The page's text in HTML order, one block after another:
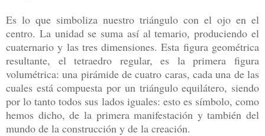
Es lo que simboliza nuestro triángulo con el ojo en el
centro. La unidad se suma así al temario, produciendo el
cuaternario y las tres dimensiones. Esta figura geométrica
resultante, el tetraedro regular, es la primera figura
volumétrica: una pirámide de cuatro caras, cada una de las
cuales está compuesta por un triángulo equilátero, siendo
por lo tanto todos sus lados iguales: esto es símbolo, como
hemos dicho, de la primera manifestación y también del
mundo de la construcción y de la creación.